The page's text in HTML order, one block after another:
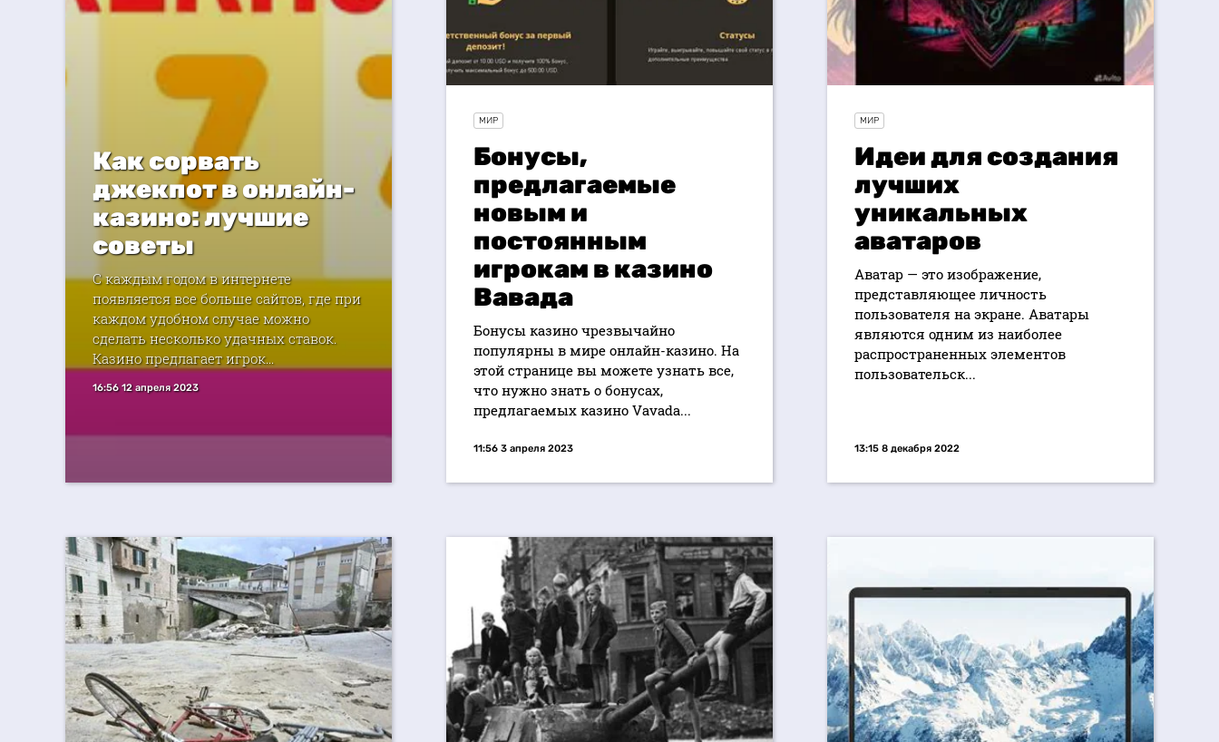
Как сорвать
джекпот в онлайн-
казино: лучшие
советы
С каждым годом в интернете
появляется все больше сайтов, где при
каждом удобном случае можно
сделать несколько удачных ставок.
Казино предлагает игрок...
16:56 12 апреля 2023
МИР
Бонусы,
предлагаемые
новым и
постоянным
игрокам в казино
Вавада
Бонусы казино чрезвычайно
популярны в мире онлайн-казино. На
этой странице вы можете узнать все,
что нужно знать о бонусах,
предлагаемых казино Vavada...
11:56 3 апреля 2023
МИР
Идеи для создания
лучших
уникальных
аватаров
Аватар — это изображение,
представляющее личность
пользователя на экране. Аватары
являются одним из наиболее
распространенных элементов
пользовательск...
13:15 8 декабря 2022